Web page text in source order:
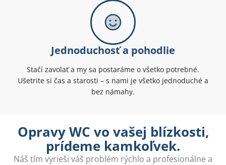
Jednoduchosť a pohodlie
Stačí zavolať a my sa postaráme o všetko potrebné.
Ušetrite si čas a starosti – s nami je všetko jednoduché a
bez námahy.
Opravy WC vo vašej blízkosti,
prídeme kamkoľvek.
Náš tím vyrieši váš problém rýchlo a profesionálne a